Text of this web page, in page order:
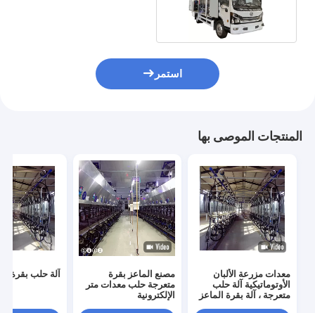
استمر
المنتجات الموصى بها
معدات مزرعة الألبان
الأوتوماتيكية آلة حلب
متعرجة ، آلة بقرة الماعز
مصنع الماعز بقرة
متعرجة حلب معدات متر
الإلكترونية
آلة حلب بقرة